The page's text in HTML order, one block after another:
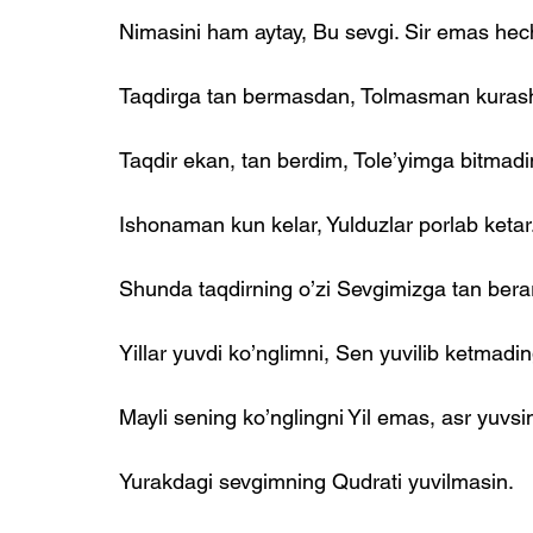
Nimasini ham aytay, Bu sevgi. Sir emas
Taqdirga tan bermasdan, Tolmasman
Taqdir ekan, tan berdim, Tole’yimga
Ishonaman kun kelar, Yulduzlar porlab
Shunda taqdirning o’zi Sevgimizga tan
Yillar yuvdi ko’nglimni, Sen yuvilib
Mayli sening ko’nglingni Yil emas, asr
Yurakdagi sevgimning Qudrati yuvilmasin.